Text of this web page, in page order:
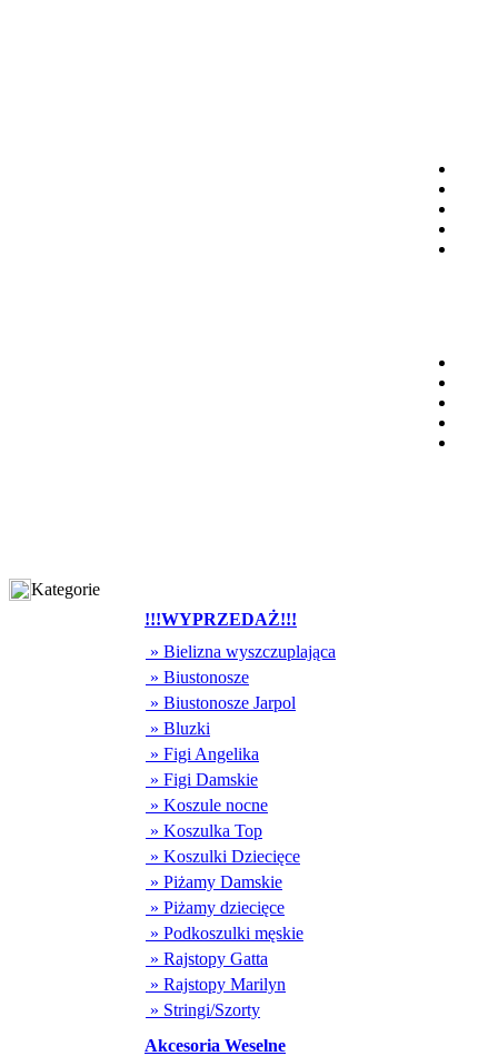
Kategorie
!!!WYPRZEDAŻ!!!
» Bielizna wyszczuplająca
» Biustonosze
» Biustonosze Jarpol
» Bluzki
» Figi Angelika
» Figi Damskie
» Koszule nocne
» Koszulka Top
» Koszulki Dziecięce
» Piżamy Damskie
» Piżamy dziecięce
» Podkoszulki męskie
» Rajstopy Gatta
» Rajstopy Marilyn
» Stringi/Szorty
Akcesoria Weselne